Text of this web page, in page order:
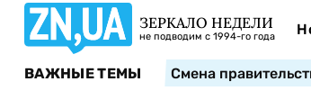
ЗЕРКАЛО НЕДЕЛИ
не подводим с 1994-го года
ВАЖНЫЕ ТЕМЫ Смена